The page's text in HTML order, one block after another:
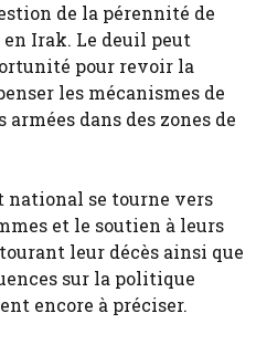
de la pérennité de
Irak. Le deuil peut
pour revoir la
les mécanismes de
dans des zones de
national se tourne vers
et le soutien à leurs
leur décès ainsi que
sur la politique
encore à préciser.